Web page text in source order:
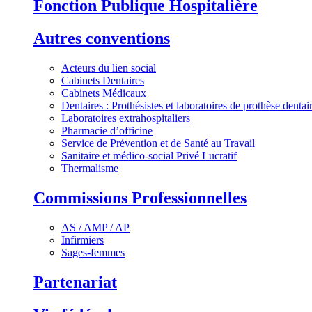
Fonction Publique Hospitalière
Autres conventions
Acteurs du lien social
Cabinets Dentaires
Cabinets Médicaux
Dentaires : Prothésistes et laboratoires de prothèse
Laboratoires extrahospitaliers
Pharmacie d’officine
Service de Prévention et de Santé au Travail
Sanitaire et médico-social Privé Lucratif
Thermalisme
Commissions Professionnelles
AS / AMP / AP
Infirmiers
Sages-femmes
Partenariat